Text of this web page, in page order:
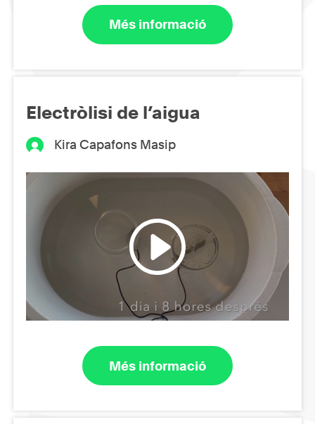
Més informació
Electròlisi de l’aigua
Kira Capafons Masip
Més informació